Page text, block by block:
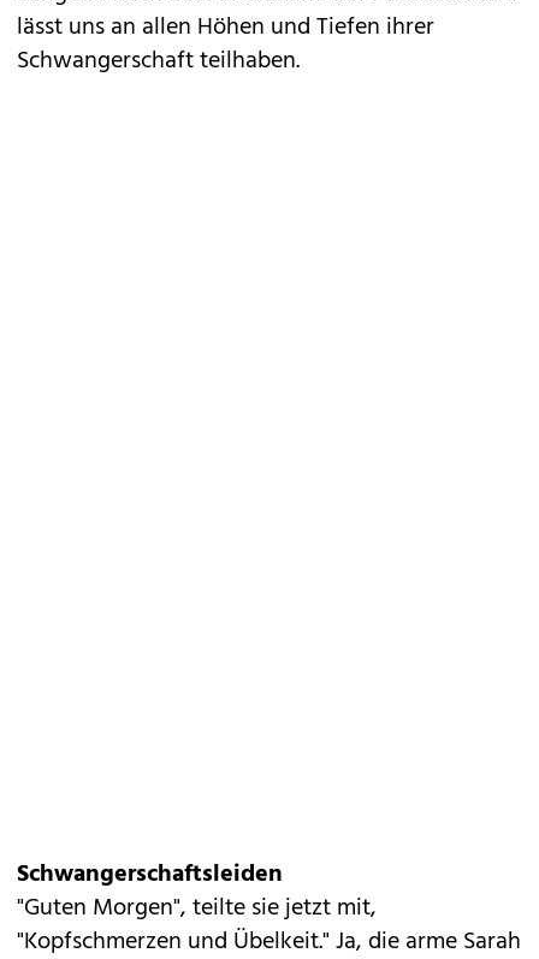
lässt uns an allen Höhen und Tiefen ihrer
Schwangerschaft teilhaben.
Schwangerschaftsleiden
"Guten Morgen", teilte sie jetzt mit,
"Kopfschmerzen und Übelkeit." Ja, die arme Sarah